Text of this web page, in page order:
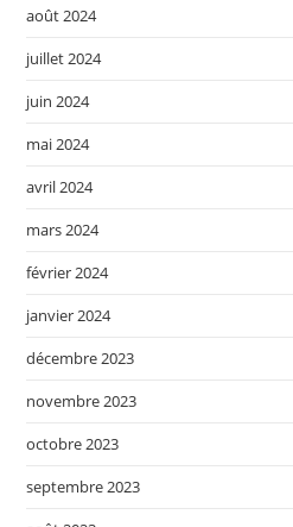
août 2024
juillet 2024
juin 2024
mai 2024
avril 2024
mars 2024
février 2024
janvier 2024
décembre 2023
novembre 2023
octobre 2023
septembre 2023